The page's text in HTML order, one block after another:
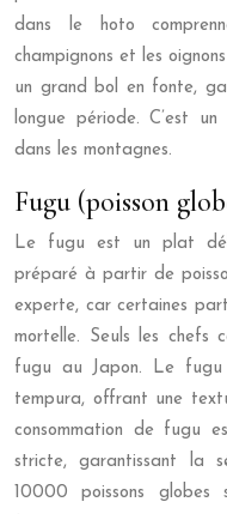
dans le hoto
champignons et les
un grand bol en fonte,
longue période. C’est
dans les montagnes.
Fugu (poisson
Le fugu est un plat
préparé à partir de
experte, car certaines
mortelle. Seuls les chefs
fugu au Japon. Le fugu
tempura, offrant une
consommation de fugu
stricte, garantissant la
10000 poissons globes